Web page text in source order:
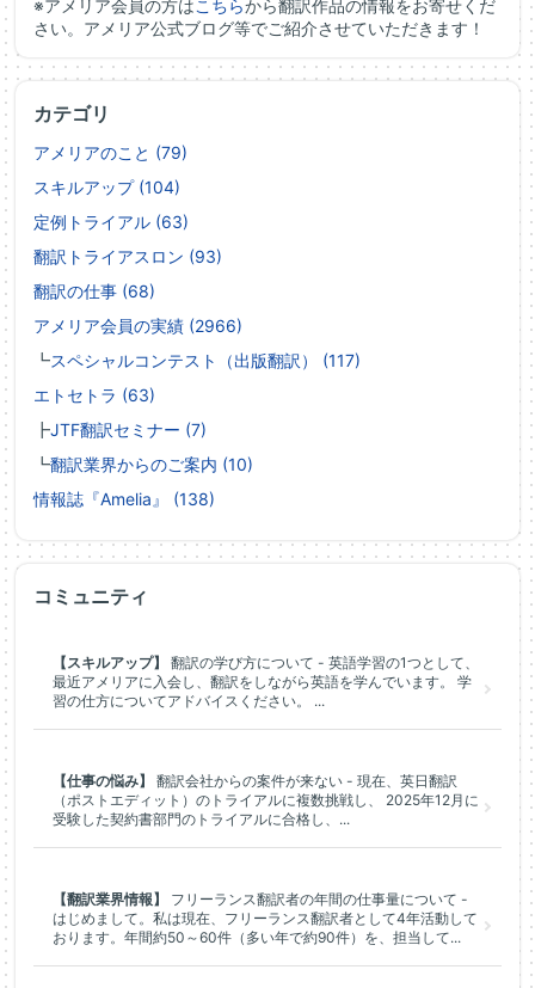
※アメリア会員の方はこちらから翻訳作品の情報をお寄せくだ
さい。アメリア公式ブログ等でご紹介させていただきます！
カテゴリ
アメリアのこと (79)
スキルアップ (104)
定例トライアル (63)
翻訳トライアスロン (93)
翻訳の仕事 (68)
アメリア会員の実績 (2966)
┗スペシャルコンテスト（出版翻訳） (117)
エトセトラ (63)
┣JTF翻訳セミナー (7)
┗翻訳業界からのご案内 (10)
情報誌『Amelia』 (138)
コミュニティ
【スキルアップ】
翻訳の学び方について - 英語学習の1つとして、
最近アメリアに入会し、翻訳をしながら英語を学んでいます。 学
習の仕方についてアドバイスください。 ...
【仕事の悩み】
翻訳会社からの案件が来ない - 現在、英日翻訳
（ポストエディット）のトライアルに複数挑戦し、 2025年12月に
受験した契約書部門のトライアルに合格し、...
【翻訳業界情報】
フリーランス翻訳者の年間の仕事量について -
はじめまして。私は現在、フリーランス翻訳者として4年活動して
おります。年間約50～60件（多い年で約90件）を、担当して...